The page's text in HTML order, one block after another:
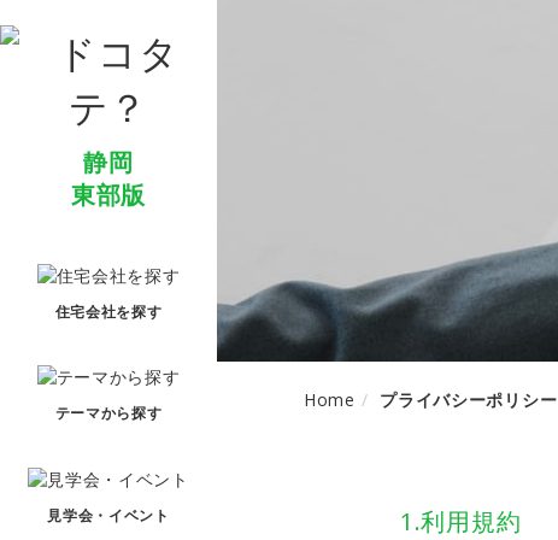
静岡
東部版
住宅会社を探す
テーマから探す
見学会・イベント
Home プライバシーポリシー
1.利用規約